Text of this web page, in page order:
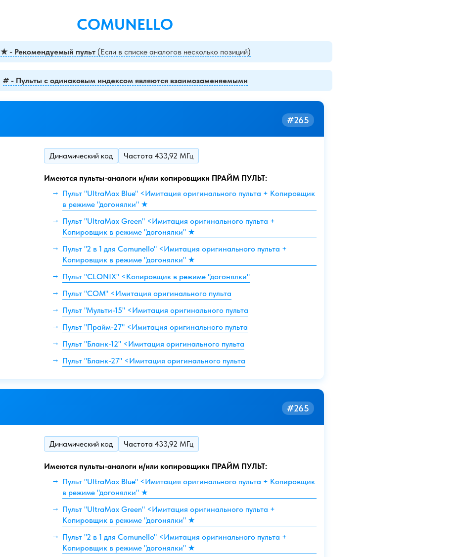
COMUNELLO
★ - Рекомендуемый пульт(Если в списке аналогов несколько позиций)
# - Пульты с одинаковым индексом являются взаимозаменяемыми
#265
Динамический код Частота 433,92 МГц
Имеются пульты-аналоги и/или копировщики ПРАЙМ ПУЛЬТ:
Пульт "UltraMax Blue" <Имитация оригинального пульта + Копировщик
в режиме "догонялки" ★
Пульт "UltraMax Green" <Имитация оригинального пульта +
Копировщик в режиме "догонялки" ★
Пульт "2 в 1 для Comunello" <Имитация оригинального пульта +
Копировщик в режиме "догонялки" ★
Пульт "CLONIX" <Копировщик в режиме "догонялки"
Пульт "COM" <Имитация оригинального пульта
Пульт "Мульти-15" <Имитация оригинального пульта
Пульт "Прайм-27" <Имитация оригинального пульта
Пульт "Бланк-12" <Имитация оригинального пульта
Пульт "Бланк-27" <Имитация оригинального пульта
#265
Динамический код Частота 433,92 МГц
Имеются пульты-аналоги и/или копировщики ПРАЙМ ПУЛЬТ:
Пульт "UltraMax Blue" <Имитация оригинального пульта + Копировщик
в режиме "догонялки" ★
Пульт "UltraMax Green" <Имитация оригинального пульта +
Копировщик в режиме "догонялки" ★
Пульт "2 в 1 для Comunello" <Имитация оригинального пульта +
Копировщик в режиме "догонялки" ★